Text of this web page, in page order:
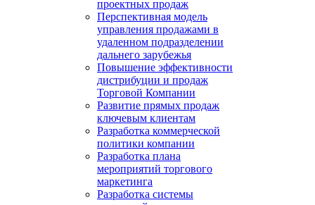
проектных продаж
Перспективная модель
управления продажами в
удаленном подразделении
дальнего зарубежья
Повышение эффективности
дистрибуции и продаж
Торговой Компании
Развитие прямых продаж
ключевым клиентам
Разработка коммерческой
политики компании
Разработка плана
мероприятий торгового
маркетинга
Разработка системы